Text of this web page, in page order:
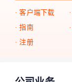
客户端下载
指南
注册